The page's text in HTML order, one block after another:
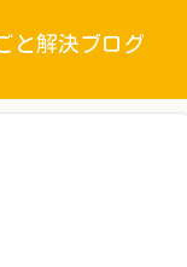
と解決ブログ